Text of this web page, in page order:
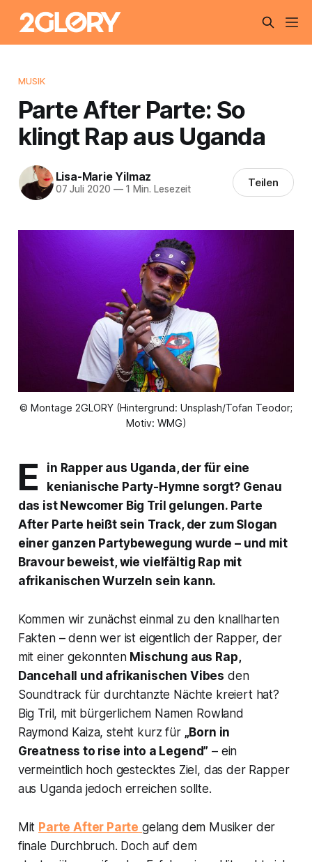
MUSIK
Parte After Parte: So
klingt Rap aus Uganda
Lisa-Marie Yilmaz
07 Juli 2020 —1 Min. Lesezeit Teilen
© Montage 2GLORY (Hintergrund: Unsplash/Tofan Teodor;
Motiv: WMG)
E
in Rapper aus Uganda, der für eine
kenianische Party-Hymne sorgt? Genau
das ist Newcomer Big Tril gelungen. Parte
After Parte heißt sein Track, der zum Slogan
einer ganzen Partybewegung wurde – und mit
Bravour beweist, wie vielfältig Rap mit
afrikanischen Wurzeln sein kann.
Kommen wir zunächst einmal zu den knallharten
Fakten – denn wer ist eigentlich der Rapper, der
mit einer gekonnten Mischung aus Rap,
Dancehall und afrikanischen Vibes den
Soundtrack für durchtanzte Nächte kreiert hat?
Big Tril, mit bürgerlichem Namen Rowland
Raymond Kaiza, steht kurz für „Born in
Greatness to rise into a Legend” – ein
vermeintlich hoch gestecktes Ziel, das der Rapper
aus Uganda jedoch erreichen sollte.
Mit Parte After Parte gelang dem Musiker der
finale Durchbruch. Doch auf dem